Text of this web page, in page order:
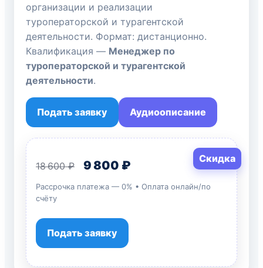
организации и реализации
туроператорской и турагентской
деятельности. Формат: дистанционно.
Квалификация — Менеджер по
туроператорской и турагентской
деятельности.
Подать заявку Аудиоописание
Скидка
18 600 ₽ 9 800 ₽
Рассрочка платежа — 0% • Оплата онлайн/по
счёту
Подать заявку